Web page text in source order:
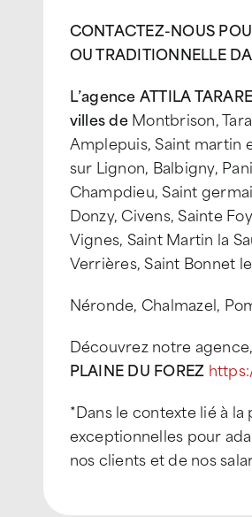
CONTACTEZ-NOUS
OU TRADITIONNELLE
L’agence ATTILA
villes deMontbrison,
Amplepuis, Saint martin
sur Lignon, Balbigny,
Champdieu, Saint
Donzy, Civens, Sainte
Vignes, Saint Martin la
Verrières, Saint Bonnet
Néronde, Chalmazel,
Découvrez notre
PLAINE DU FOREZ
*Dans le contexte lié à
exceptionnelles pour
nos clients et de nos